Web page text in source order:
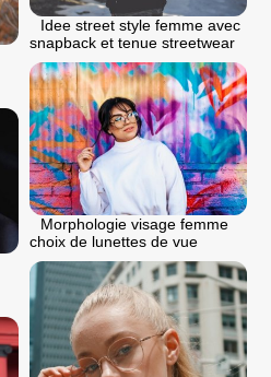
Idee street style femme avec
snapback et tenue streetwear
Morphologie visage femme
choix de lunettes de vue